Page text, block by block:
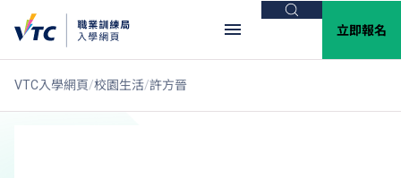
搜尋
立即報名
VTC入學網頁 校園生活 許方晉